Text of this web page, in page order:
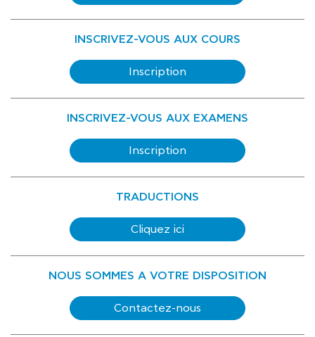
INSCRIVEZ-VOUS AUX COURS
Inscription
INSCRIVEZ-VOUS AUX EXAMENS
Inscription
TRADUCTIONS
Cliquez ici
NOUS SOMMES A VOTRE DISPOSITION
Contactez-nous